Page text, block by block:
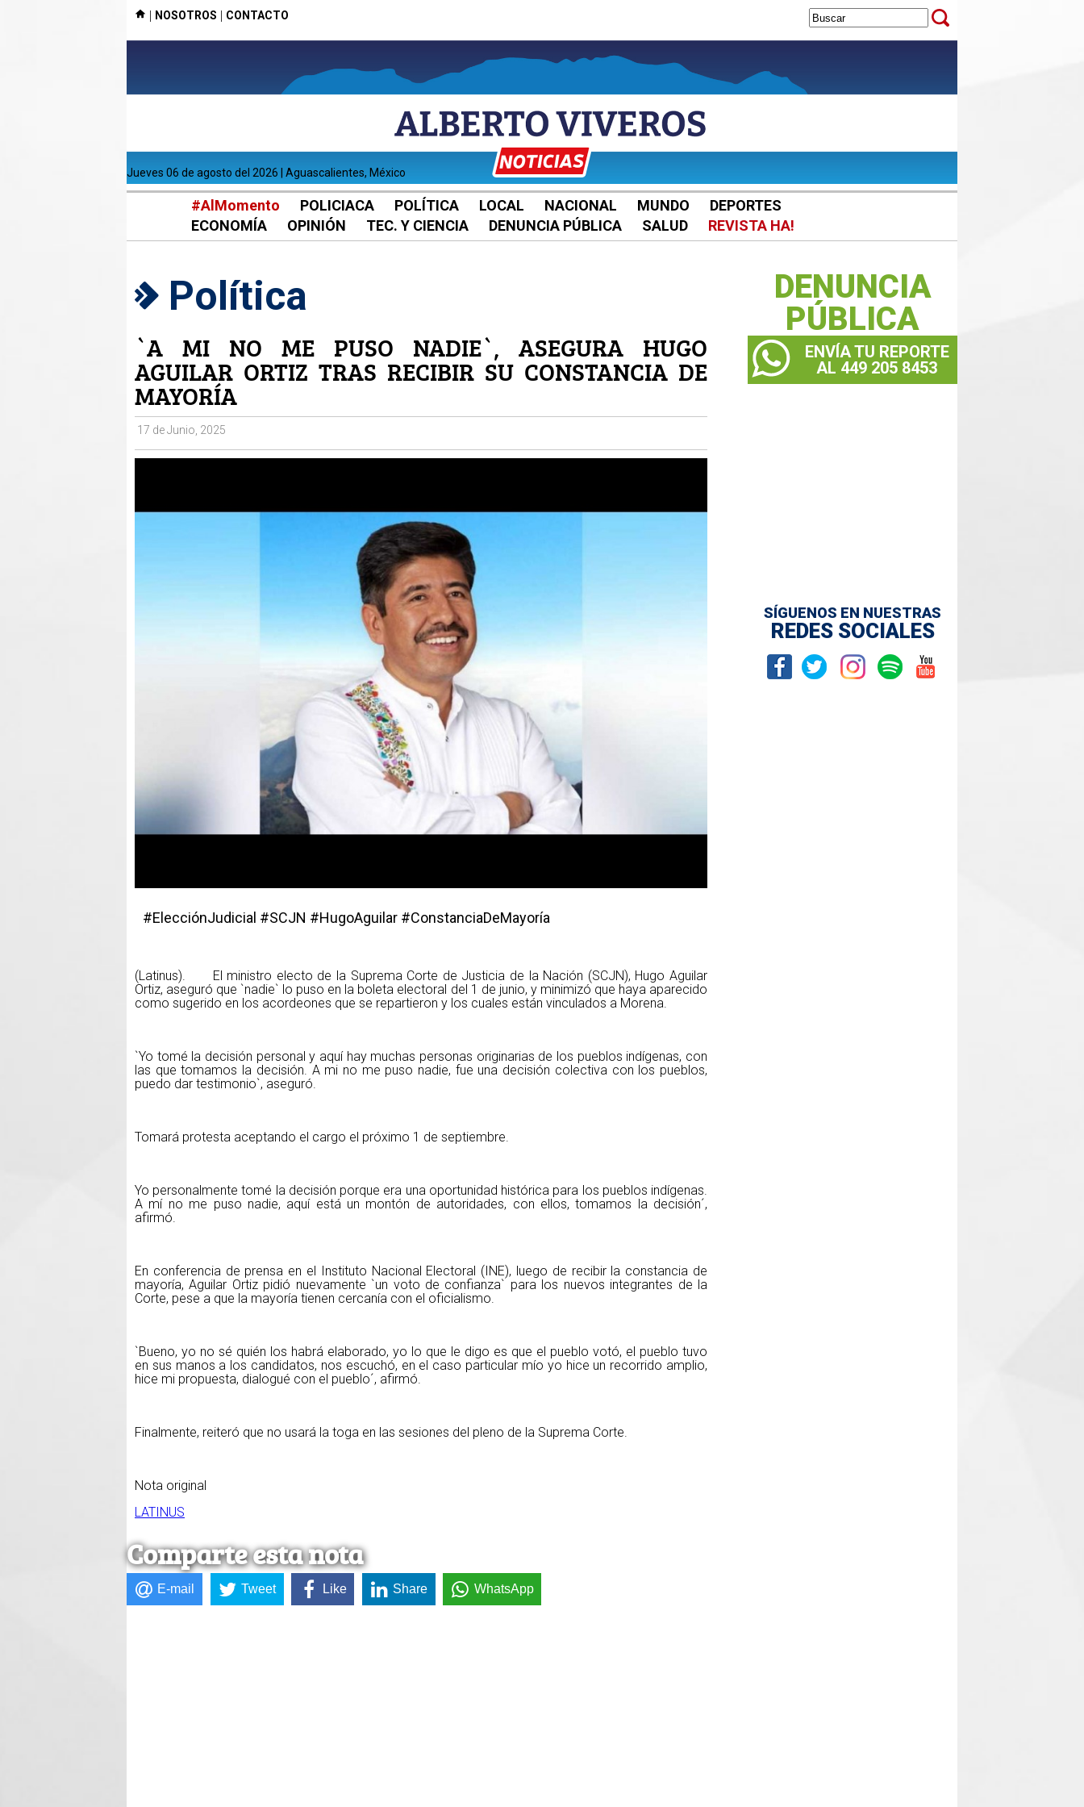
| NOSOTROS | CONTACTO
jueves 06 de agosto del 2026 | Aguascalientes, México
#AlMomento POLICIACA POLÍTICA LOCAL NACIONAL MUNDO
DEPORTES
ECONOMÍA
OPINIÓN TEC. Y CIENCIA DENUNCIA PÚBLICA SALUD REVISTA HA!
Política
`A MI NO ME PUSO NADIE`, ASEGURA HUGO
AGUILAR ORTIZ TRAS RECIBIR SU CONSTANCIA DE
MAYORÍA
17 de Junio, 2025
#ElecciónJudicial #SCJN #HugoAguilar #ConstanciaDeMayoría
(Latinus). El ministro electo de la Suprema Corte de Justicia de la Nación (SCJN), Hugo Aguilar
Ortiz, aseguró que `nadie` lo puso en la boleta electoral del 1 de junio, y minimizó que haya aparecido
como sugerido en los acordeones que se repartieron y los cuales están vinculados a Morena.
`Yo tomé la decisión personal y aquí hay muchas personas originarias de los pueblos indígenas, con
las que tomamos la decisión. A mi no me puso nadie, fue una decisión colectiva con los pueblos,
puedo dar testimonio`, aseguró.
Tomará protesta aceptando el cargo el próximo 1 de septiembre.
Yo personalmente tomé la decisión porque era una oportunidad histórica para los pueblos indígenas.
A mí no me puso nadie, aquí está un montón de autoridades, con ellos, tomamos la decisión´,
afirmó.
En conferencia de prensa en el Instituto Nacional Electoral (INE), luego de recibir la constancia de
mayoría, Aguilar Ortiz pidió nuevamente `un voto de confianza` para los nuevos integrantes de la
Corte, pese a que la mayoría tienen cercanía con el oficialismo.
`Bueno, yo no sé quién los habrá elaborado, yo lo que le digo es que el pueblo votó, el pueblo tuvo
en sus manos a los candidatos, nos escuchó, en el caso particular mío yo hice un recorrido amplio,
hice mi propuesta, dialogué con el pueblo´, afirmó.
Finalmente, reiteró que no usará la toga en las sesiones del pleno de la Suprema Corte.
Nota original
LATINUS
Comparte esta nota
E-mail Tweet Like Share WhatsApp
DENUNCIA
PÚBLICA
ENVÍA TU REPORTE
AL 449 205 8453
SÍGUENOS EN NUESTRAS
REDES SOCIALES